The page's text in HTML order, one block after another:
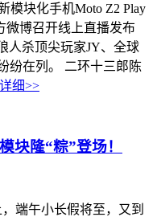
模块化手机Moto Z2 Play
微博召开线上直播发布
人杀顶尖玩家JY、全球
纷在列。 二环十三郎陈
详细>>
块隆“粽”登场！
端午小长假将至，又到